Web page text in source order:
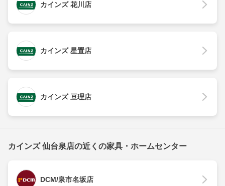
カインズ 花川店
カインズ 星置店
カインズ 亘理店
カインズ 仙台泉店の近くの家具・ホームセンター
DCM/泉市名坂店